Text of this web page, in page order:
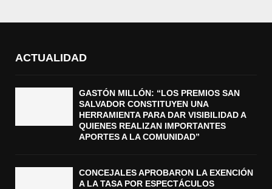
ACTUALIDAD
GASTÓN MILLÓN: “LOS PREMIOS SAN
SALVADOR CONSTITUYEN UNA
HERRAMIENTA PARA DAR VISIBILIDAD A
QUIENES REALIZAN IMPORTANTES
APORTES A LA COMUNIDAD”
CONCEJALES APROBARON LA EXENCIÓN
A LA TASA POR ESPECTÁCULOS